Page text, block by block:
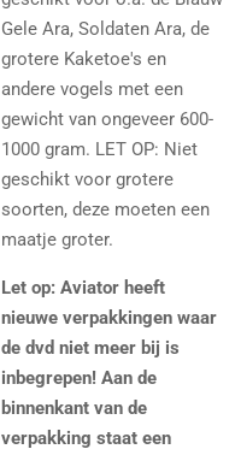
Gele Ara, Soldaten Ara, de
grotere Kaketoe's en
andere vogels met een
gewicht van ongeveer 600-
1000 gram. LET OP: Niet
geschikt voor grotere
soorten, deze moeten een
maatje groter.
Let op: Aviator heeft
nieuwe verpakkingen waar
de dvd niet meer bij is
inbegrepen! Aan de
binnenkant van de
verpakking staat een